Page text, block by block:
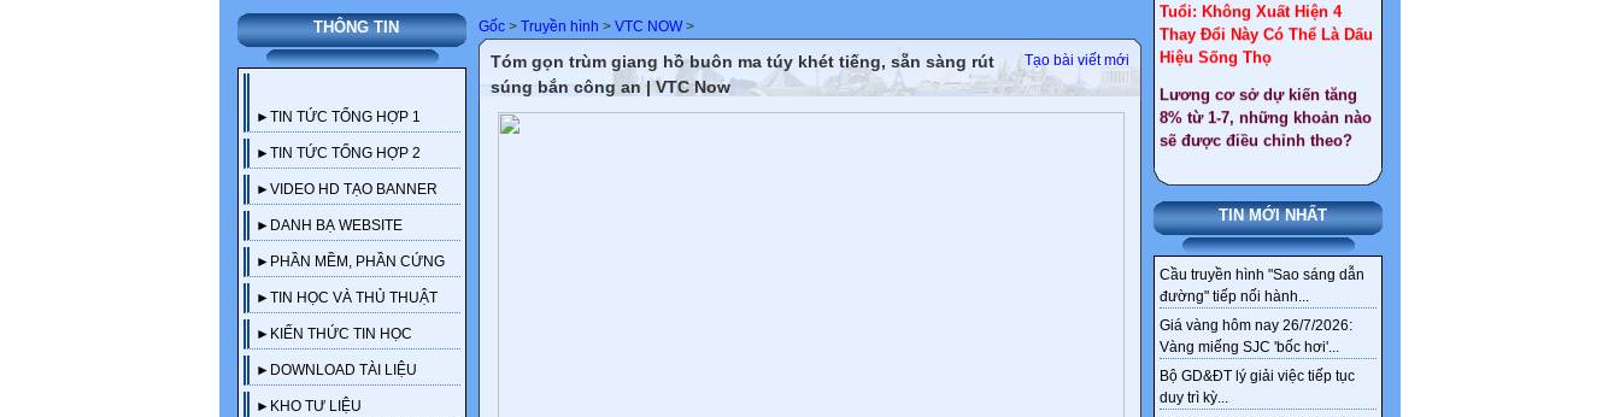
THÔNG TIN
►TIN TỨC TỔNG HỢP 1
►TIN TỨC TỔNG HỢP 2
►VIDEO HD TẠO BANNER
►DANH BẠ WEBSITE
►PHẦN MỀM, PHẦN CỨNG
►TIN HỌC VÀ THỦ THUẬT
►KIẾN THỨC TIN HỌC
►DOWNLOAD TÀI LIỆU
►KHO TƯ LIỆU
Hiệu Sống Thọ
Lương cơ sở dự kiến tăng
8% từ 1-7, những khoản nào
sẽ được điều chỉnh theo?
Công ty sản sản xuất chíp
cứ điểm tại Việt Nam
Giáo viên nghỉ hưu trước
tuổi : Điều kiện, quyền lợi
như thế nào ?
Gần 30 tấn vàng ở Tây Bắc
chỉ là một phần kho vàng
ngầm tại Việt Nam
Tổng hợp văn bản sát nhập
xã, huyện đến 2030
TIN MỚI NHẤT
Cầu truyền hình "Sao sáng dẫn
đường" tiếp nối hành...
Giá vàng hôm nay 26/7/2026:
Vàng miếng SJC 'bốc hơi'...
Bộ GD&ĐT lý giải việc tiếp tục
duy trì kỳ...
Gốc > Truyền hình > VTC NOW>
Tạo bài viết mới
Tóm gọn trùm giang hồ buôn ma túy khét tiếng, sẵn sàng rút
súng bắn công an | VTC Now